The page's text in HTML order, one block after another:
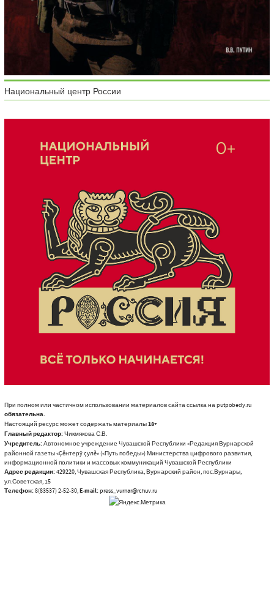
Национальный центр России
При полном или частичном использовании материалов сайта ссылка на putpobedy.ru
обязательна.
Настоящий ресурс может содержать материалы18+
Главный редактор:Чикмякова С.В.
Учредитель:Автономное учреждение Чувашской Республики «Редакция Вурнарской
районной газеты «Çĕнтерÿ çулĕ» («Путь победы») Министерства цифрового развития,
информационной политики и массовых коммуникаций Чувашской Республики
Адрес редакции:429220, Чувашская Республика, Вурнарский район, пос.Вурнары,
ул.Советская, 15
Телефон:8(83537) 2-52-30,E-mail:press_vurnar@rchuv.ru